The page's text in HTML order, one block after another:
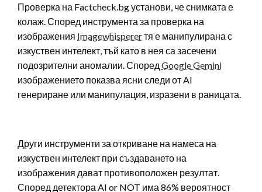
Проверка на Factcheck.bg установи, че снимката е
колаж. Според инструмента за проверка на
изображения Imagewhispererтя е манипулирана с
изкуствен интелект, тъй като в нея са засечени
подозрителни аномалии. Според Google Gemini
изображението показва ясни следи от AI
генериране или манипулация, изразени в раницата.
Други инструменти за откриване на намеса на
изкуствен интелект при създаването на
изображения дават противоположен резултат.
Според детектора AI or NOT има 86% вероятност